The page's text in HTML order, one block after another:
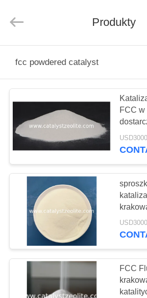
PRODUKTY
NAS
WYCIECZKA
FABRYCE
KONTROLA
JAKOŚCI
SKONTAKTUJ
Rights
Produkty
fcc powdered catalyst
FCC w
ilości
rafinerii
FCC